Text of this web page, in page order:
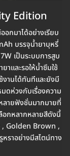
Edition
กมาได้อย่างเรียบ
บรรจุน้ำยาบุหรี่
เป็นระบบการสูบ
าและรอให้น้ำซึมใช้
งานได้ทันทีและยังมี
ดห่วงกับเรื่องความ
ลายฟังชั่นมากมายที่
อกหลากหลายสีดังนี้
Golden Brown ,
ราอย่างมีสไตน์ทาง